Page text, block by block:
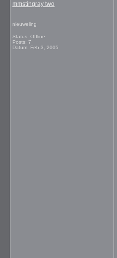
mmstingray two
nieuweling
Status: Offline
Posts: 7
Datum: Feb 3, 2005